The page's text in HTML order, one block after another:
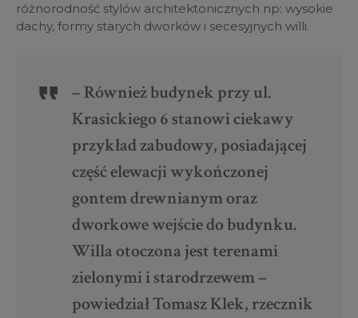
różnorodność stylów architektonicznych np: wysokie
dachy, formy starych dworków i secesyjnych willi.
– Również budynek przy ul.
Krasickiego 6 stanowi ciekawy
przykład zabudowy, posiadającej
część elewacji wykończonej
gontem drewnianym oraz
dworkowe wejście do budynku.
Willa otoczona jest terenami
zielonymi i starodrzewem –
powiedział Tomasz Klek, rzecznik